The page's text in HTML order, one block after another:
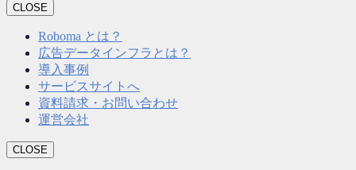
CLOSE
Roboma とは？
広告データインフラとは？
導入事例
サービスサイトへ
資料請求・お問い合わせ
運営会社
CLOSE